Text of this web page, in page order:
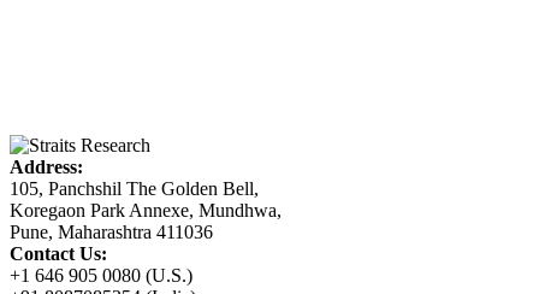
Address:
105, Panchshil The Golden Bell,
Koregaon Park Annexe, Mundhwa,
Pune, Maharashtra 411036
Contact Us:
+1 646 905 0080 (U.S.)